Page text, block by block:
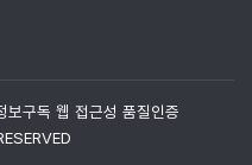
보구독 웹 접근성 품질인증